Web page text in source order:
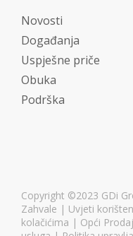
Novosti
Događanja
Uspješne priče
Obuka
Podrška
Copyright ©2023 GDi
Zahvale | Uvjeti
kolačićima | Opći